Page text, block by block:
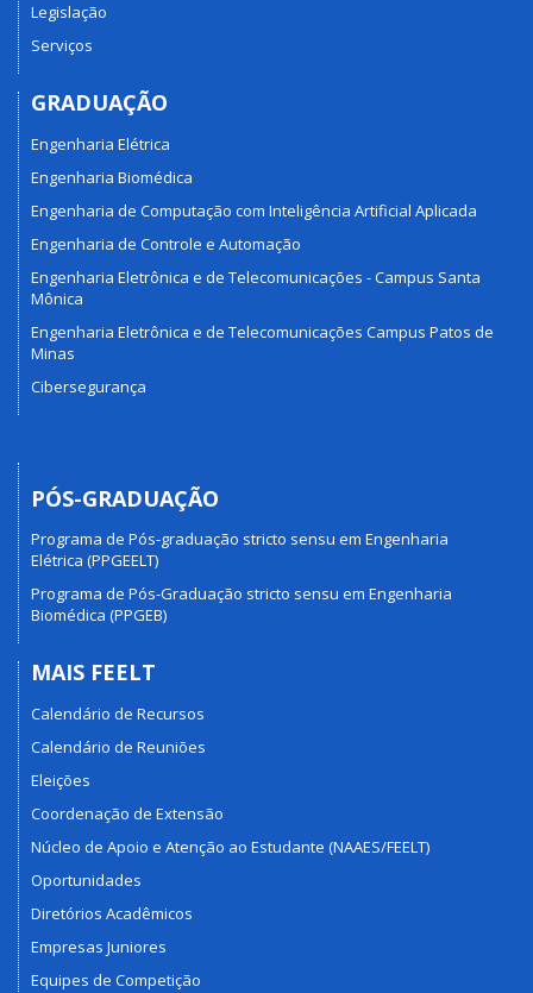
Legislação
Serviços
GRADUAÇÃO
Engenharia Elétrica
Engenharia Biomédica
Engenharia de Computação com Inteligência Artificial Aplicada
Engenharia de Controle e Automação
Engenharia Eletrônica e de Telecomunicações - Campus Santa
Mônica
Engenharia Eletrônica e de Telecomunicações Campus Patos de
Minas
Cibersegurança
PÓS-GRADUAÇÃO
Programa de Pós-graduação stricto sensu em Engenharia
Elétrica (PPGEELT)
Programa de Pós-Graduação stricto sensu em Engenharia
Biomédica (PPGEB)
MAIS FEELT
Calendário de Recursos
Calendário de Reuniões
Eleições
Coordenação de Extensão
Núcleo de Apoio e Atenção ao Estudante (NAAES/FEELT)
Oportunidades
Diretórios Acadêmicos
Empresas Juniores
Equipes de Competição